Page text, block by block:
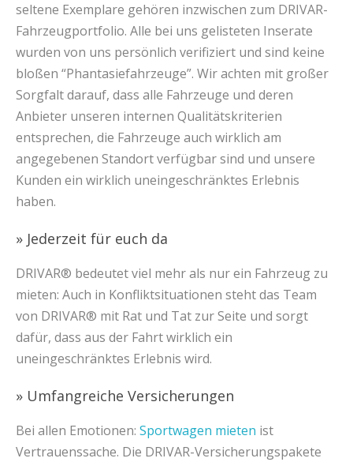
seltene Exemplare gehören inzwischen zum DRIVAR-
Fahrzeugportfolio. Alle bei uns gelisteten Inserate
wurden von uns persönlich verifiziert und sind keine
bloßen “Phantasiefahrzeuge”. Wir achten mit großer
Sorgfalt darauf, dass alle Fahrzeuge und deren
Anbieter unseren internen Qualitätskriterien
entsprechen, die Fahrzeuge auch wirklich am
angegebenen Standort verfügbar sind und unsere
Kunden ein wirklich uneingeschränktes Erlebnis
haben.
» Jederzeit für euch da
DRIVAR® bedeutet viel mehr als nur ein Fahrzeug zu
mieten: Auch in Konfliktsituationen steht das Team
von DRIVAR® mit Rat und Tat zur Seite und sorgt
dafür, dass aus der Fahrt wirklich ein
uneingeschränktes Erlebnis wird.
» Umfangreiche Versicherungen
Bei allen Emotionen: Sportwagen mieten ist
Vertrauenssache. Die DRIVAR-Versicherungspakete